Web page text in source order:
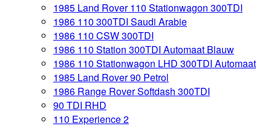
1985 Land Rover 110 Stationwagon 300TDI
1986 110 300TDI Saudi Arabie
1986 110 CSW 300TDI
1986 110 Station 300TDI Automaat Blauw
1986 110 Stationwagon LHD 300TDI Automaat
1985 Land Rover 90 Petrol
1986 Range Rover Softdash 300TDI
90 TDI RHD
110 Experience 2